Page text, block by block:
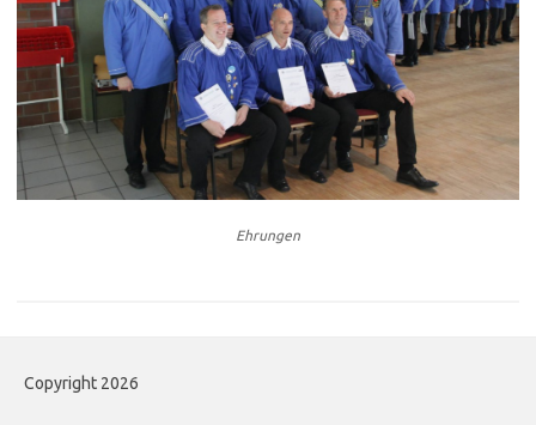
Ehrungen
Copyright 2026